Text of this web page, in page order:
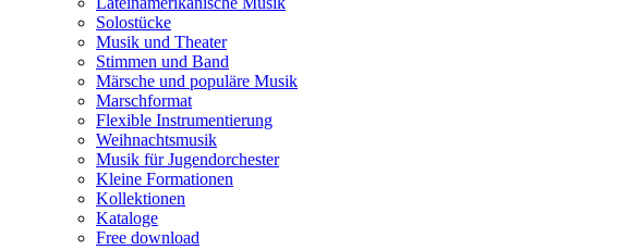
Solostücke
Musik und Theater
Stimmen und Band
Märsche und populäre Musik
Marschformat
Flexible Instrumentierung
Weihnachtsmusik
Musik für Jugendorchester
Kleine Formationen
Kollektionen
Kataloge
Free download